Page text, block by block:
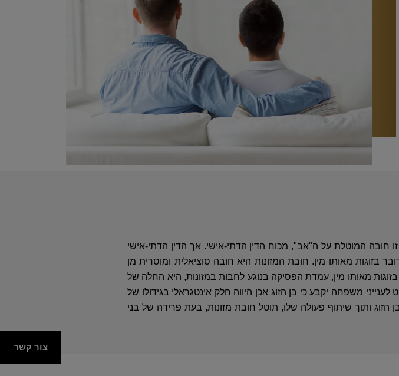
חובה המוטלת על ה"אב", מכוח הדין הדתי-אישי. אך הדין הדתי-אישי
בזוגות מאותו מין. חובת המזונות היא חובה סוציאלית ומוסרית מן
מאותו מין, עמדת הפסיקה בנוגע לחבות במזונות, היא החלה של
משפחה יקבע כי בן הזוג אכן היווה חלק אינטגראלי בגידולו של
הזוג ותוך שיתוף פעולה שלו, תוטל חובת מזונות, בעת פרידה של בני
צור קשר